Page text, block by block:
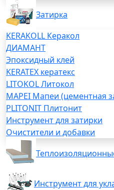
Затирка
KERAKOLL Керакол
ДИАМАНТ
Эпоксидный клей
KERATEX кератекс
LITOKOL Литокол
MAPEI Мапеи (цементная
PLITONIT Плитонит
Инструмент для затирки
Очистители и добавки
Инструмент для